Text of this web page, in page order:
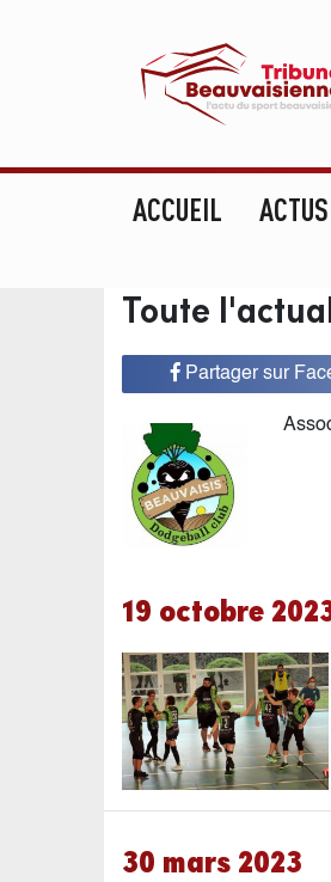
ACCUEIL ACTUS
Toute
Partager sur
19 octobre
30 mars 2023